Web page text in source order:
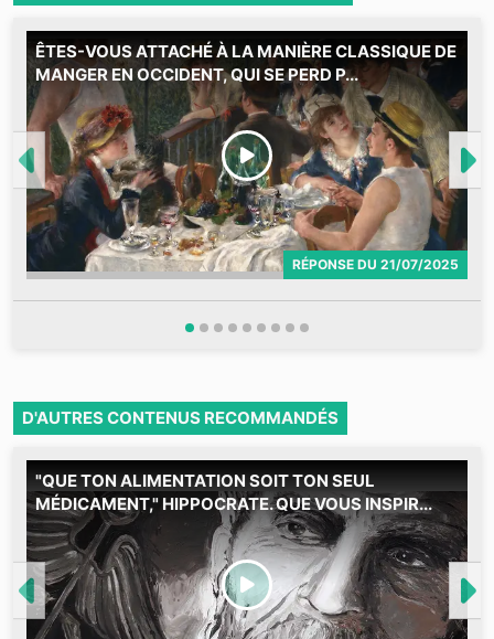
ÊTES-VOUS ATTACHÉ À LA MANIÈRE CLASSIQUE DE
MANGER EN OCCIDENT, QUI SE PERD P...
RÉPONSE DU 21/07/2025
D'AUTRES CONTENUS RECOMMANDÉS
"QUE TON ALIMENTATION SOIT TON SEUL
MÉDICAMENT," HIPPOCRATE. QUE VOUS INSPIR...